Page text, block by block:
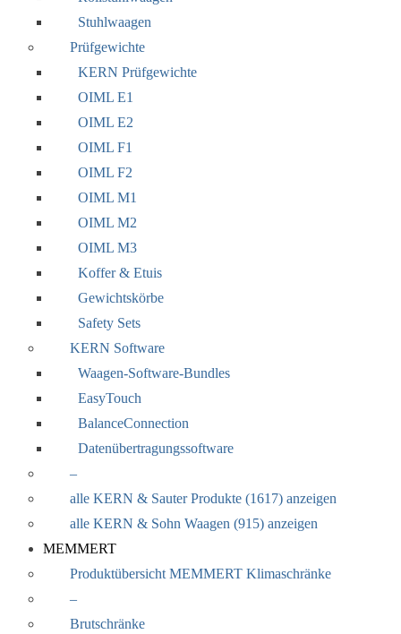
Stuhlwaagen
Prüfgewichte
KERN Prüfgewichte
OIML E1
OIML E2
OIML F1
OIML F2
OIML M1
OIML M2
OIML M3
Koffer & Etuis
Gewichtskörbe
Safety Sets
KERN Software
Waagen-Software-Bundles
EasyTouch
BalanceConnection
Datenübertragungssoftware
–
alle KERN & Sauter Produkte (1617) anzeigen
alle KERN & Sohn Waagen (915) anzeigen
MEMMERT
Produktübersicht MEMMERT Klimaschränke
–
Brutschränke